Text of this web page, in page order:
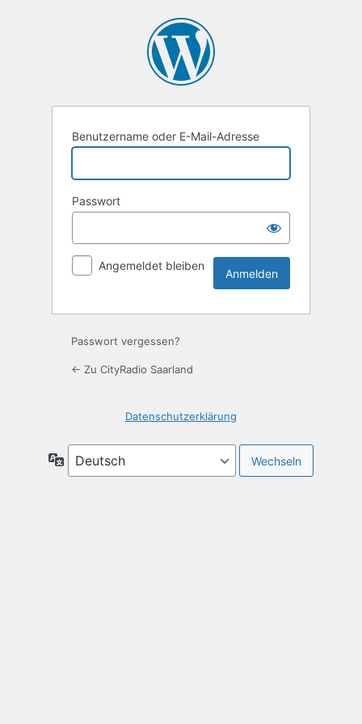
Benutzername oder E-Mail-Adresse
Passwort
Angemeldet bleiben
Passwort vergessen?
← Zu CityRadio Saarland
Datenschutzerklärung
Sprache